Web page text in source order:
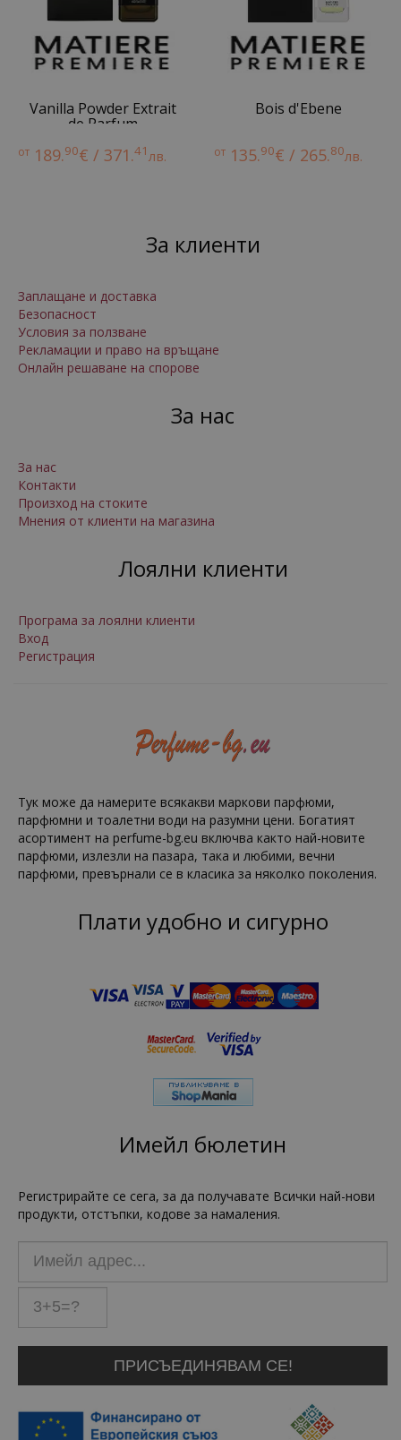
Vanilla Powder Extrait
de Parfum
от 189.90€ / 371.41лв.
Bois d'Ebene
от 135.90€ / 265.80лв.
За клиенти
Заплащане и доставка
Безопасност
Условия за ползване
Рекламации и право на връщане
Онлайн решаване на спорове
За нас
За нас
Контакти
Произход на стоките
Мнения от клиенти на магазина
Лоялни клиенти
Програма за лоялни клиенти
Вход
Регистрация
Тук може да намерите всякакви маркови парфюми,
парфюмни и тоалетни води на разумни цени. Богатият
асортимент на perfume-bg.eu включва както най-новите
парфюми, излезли на пазара, така и любими, вечни
парфюми, превърнали се в класика за няколко поколения.
Плати удобно и сигурно
Имейл бюлетин
Регистрирайте се сега, за да получавате Всички най-нови
продукти, отстъпки, кодове за намаления.